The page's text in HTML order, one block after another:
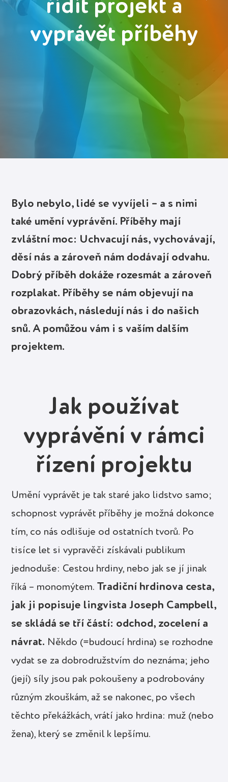
Deutsch
Polski
Spustit zdarma
řídít projekt a
vyprávět příběhy
Bylo nebylo, lidé se vyvíjeli – a s nimi
také umění vyprávění. Příběhy mají
zvláštní moc: Uchvacují nás, vychovávají,
děsí nás a zároveň nám dodávají odvahu.
Dobrý příběh dokáže rozesmát a zároveň
rozplakat. Příběhy se nám objevují na
obrazovkách, následují nás i do našich
snů. A pomůžou vám i s vaším dalším
projektem.
Jak používat
vyprávění v rámci
řízení projektu
Umění vyprávět je tak staré jako lidstvo samo;
schopnost vyprávět příběhy je možná dokonce
tím, co nás odlišuje od ostatních tvorů. Po
tisíce let si vypravěči získávali publikum
jednoduše: Cestou hrdiny, nebo jak se jí jinak
říká – monomýtem. Tradiční hrdinova cesta,
jak ji popisuje lingvista Joseph Campbell,
se skládá se tří částí: odchod, zocelení a
návrat. Někdo (=budoucí hrdina) se rozhodne
vydat se za dobrodružstvím do neznáma; jeho
(její) síly jsou pak pokoušeny a podrobovány
různým zkouškám, až se nakonec, po všech
těchto překážkách, vrátí jako hrdina: muž (nebo
žena), který se změnil k lepšímu.